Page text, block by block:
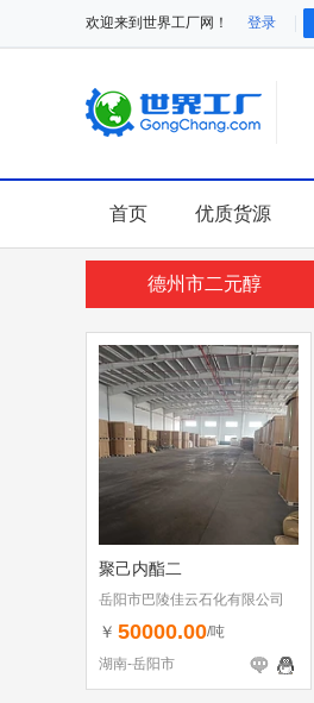
欢迎来到世界工厂网！ 登录
首页 优质货源
德州市二元醇
聚己内酯二
岳阳市巴陵佳云石化有限公司
￥ 50000.00/吨
湖南-岳阳市